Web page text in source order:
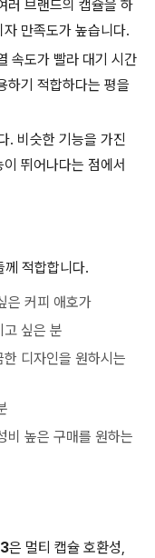
러 브랜드의 캡슐을 하
만족도가 높습니다.
속도가 빨라 대기 시간
하기 적합하다는 평을
. 비슷한 기능을 가진
뛰어나다는 점에서
께 적합합니다.
은 커피 애호가
고 싶은 분
디자인을 원하시는
비 높은 구매를 원하는
은 멀티 캡슐 호환성,